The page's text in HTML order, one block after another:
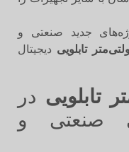
جدید صنعتی و
تابلوییدیجیتال
تابلوییدر
صنعتی و